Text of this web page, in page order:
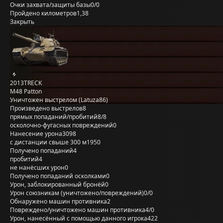
Очки захвата/защиты базы0/0
Пройдено километров1,38
Закрыть
2013TRECK
M48 Patton
Уничтожен выстрелом (Latuza86)
Произведено выстрелов8
прямых попаданий/пробитий8/8
осколочно-фугасных повреждений0
Нанесение урона3098
с дистанции свыше 300 м1950
Получено попаданий4
пробитий4
не нанёсших урон0
Получено попаданий осколками0
Урон, заблокированный бронёй0
Урон союзникам (уничтожено/повреждений)0/0
Обнаружено машин противника2
Повреждено/уничтожено машин противника4/0
Урон, нанесённый с помощью данного игрока422